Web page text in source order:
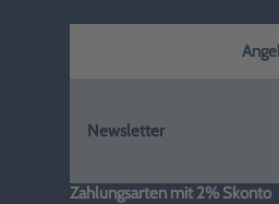
Newsletter
Zahlungsarten mit 2% Skonto